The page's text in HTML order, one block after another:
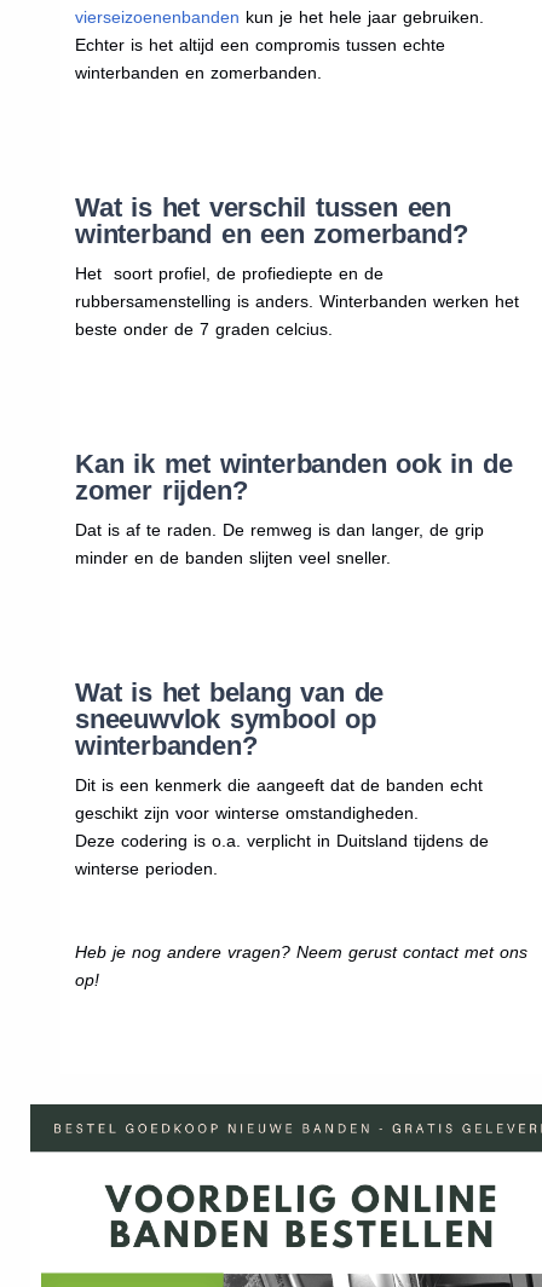
vierseizoenenbanden kun je het hele jaar gebruiken.
Echter is het altijd een compromis tussen echte
winterbanden en zomerbanden.
Wat is het verschil tussen een
winterband en een zomerband?
Het soort profiel, de profiediepte en de
rubbersamenstelling is anders. Winterbanden werken het
beste onder de 7 graden celcius.
Kan ik met winterbanden ook in de
zomer rijden?
Dat is af te raden. De remweg is dan langer, de grip
minder en de banden slijten veel sneller.
Wat is het belang van de
sneeuwvlok symbool op
winterbanden?
Dit is een kenmerk die aangeeft dat de banden echt
geschikt zijn voor winterse omstandigheden.
Deze codering is o.a. verplicht in Duitsland tijdens de
winterse perioden.
Heb je nog andere vragen? Neem gerust contact met ons
op!